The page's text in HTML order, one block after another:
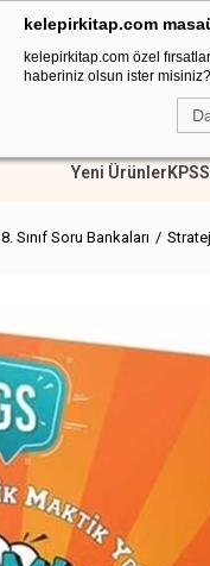
kelepirkitap.com
kelepirkitap.com özel
haberiniz olsun ister misiniz?
Yeni Ürünler
8. Sınıf Soru Bankaları